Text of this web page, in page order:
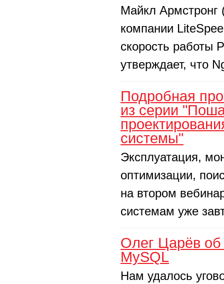
Майкл Армстронг
компании
скорость работы
утверждает, что
Подробная
из серии
системы"
Эксплуатация,
оптимизации,
на втором
системам уже
Олег Царёв об
MySQL
Нам удалось